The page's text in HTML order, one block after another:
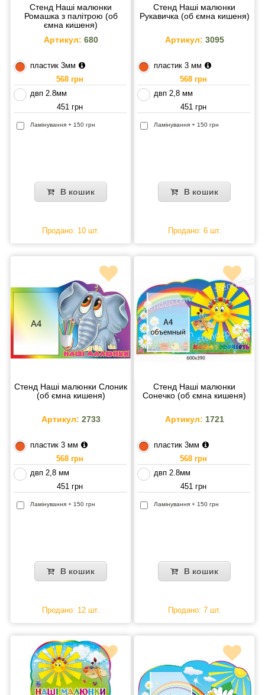
Стенд Наші малюнки
Ромашка з палітрою (об
ємна кишеня)
Артикул: 680
пластик 3мм
568 грн
двп 2.8мм
451 грн
Ламінування + 150 грн
В кошик
Продано: 10 шт.
Стенд Наші малюнки
Рукавичка (об ємна кишеня)
Артикул: 3095
пластик 3 мм
568 грн
двп 2,8 мм
451 грн
Ламінування + 150 грн
В кошик
Продано: 6 шт.
Стенд Наші малюнки Слоник
(об ємна кишеня)
Артикул: 2733
пластик 3 мм
568 грн
двп 2,8 мм
451 грн
Ламінування + 150 грн
В кошик
Продано: 12 шт.
Стенд Наші малюнки
Сонечко (об ємна кишеня)
Артикул: 1721
пластик 3мм
568 грн
двп 2.8мм
451 грн
Ламінування + 150 грн
В кошик
Продано: 7 шт.